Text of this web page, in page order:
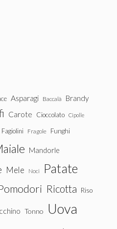
Asparagi Baccalà Brandy
Carote Cioccolato Cipolle
Fagiolini Fragole Funghi
Mandorle
Mele Noci Patate
Ricotta Riso
Tonno Uova